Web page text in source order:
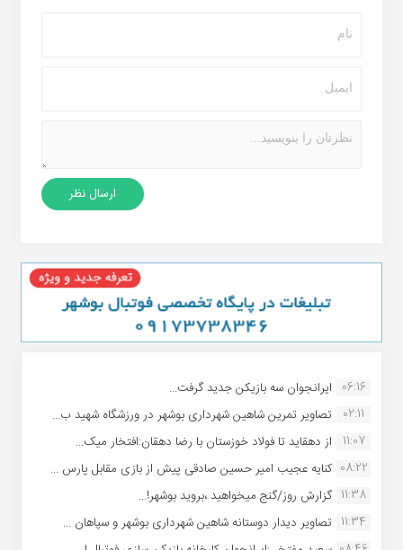
06:16 ایرانجوان سه بازیکن جدید گرفت...
02:11
تصاویر تمرین شاهین شهردارى بوشهر در ورزشگاه شهید ب...
11:07
از دهقاید تا فولاد خوزستان با رضا دهقان:افتخار میک...
08:22 کنایه عجیب امیر حسین صادقی پیش از بازی مقابل پارس ...
11:38 گزارش روز/گنج میخواهید ،بروید بوشهر!...
11:34 تصاویر دیدار دوستانه شاهین شهردارى بوشهر و سپاهان ...